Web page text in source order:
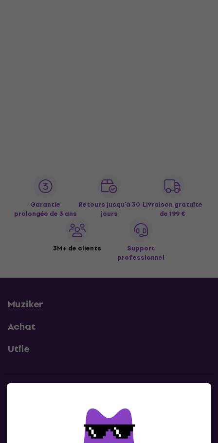
Garantie
prolongée de 3 ans
Retours jusqu’à 30
jours
Livraison gratuite
de 199 €
3M+ de clients
Support
professionnel
Muziker
Achat
Utile
Contacte nous